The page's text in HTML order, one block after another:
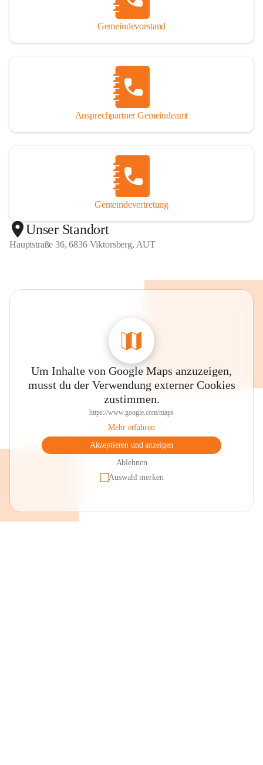
Gemeindevorstand
Ansprechpartner Gemeindeamt
Gemeindevertretung
Unser Standort
Hauptstraße 36, 6836 Viktorsberg, AUT
Um Inhalte von Google Maps anzuzeigen,
musst du der Verwendung externer Cookies
zustimmen.
https://www.google.com/maps
Mehr erfahren
Akzeptieren und anzeigen
Ablehnen
Auswahl merken